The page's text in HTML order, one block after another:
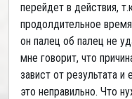
перейдет в действия,
продолдительное
он палец об палец не
мне говорит, что
завист от результата
это неправильно. Что